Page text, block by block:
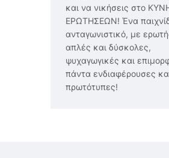
και να νικήσεις στο
ΕΡΩΤΗΣΕΩΝ! Ένα
ανταγωνιστικό, με
απλές και δύσκολες,
ψυχαγωγικές και
πάντα ενδιαφέρουσες
πρωτότυπες!